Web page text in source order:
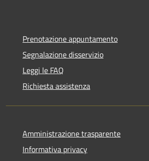
Prenotazione appuntamento
Segnalazione disservizio
Leggi le FAQ
Richiesta assistenza
Amministrazione trasparente
Informativa privacy